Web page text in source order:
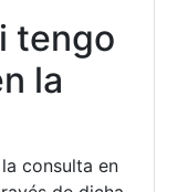
tengo
la
consulta en